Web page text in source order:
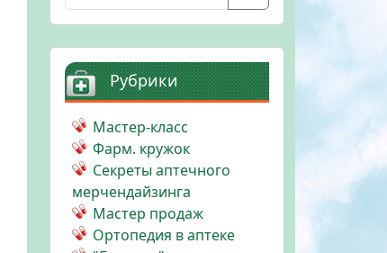
Рубрики
Мастер-класс
Фарм. кружок
Секреты аптечного
мерчендайзинга
Мастер продаж
Ортопедия в аптеке